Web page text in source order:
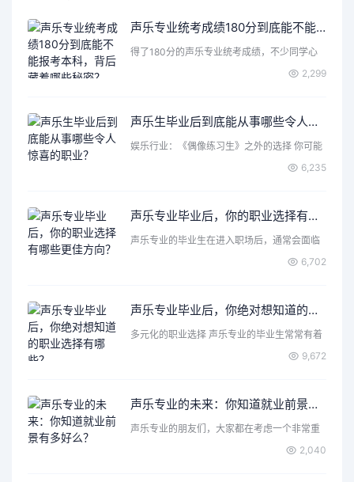
声乐专业统考成绩180分到底能不能报考本科，背后藏着哪些秘密？
得了180分的声乐专业统考成绩，不少同学心
2,299
声乐生毕业后到底能从事哪些令人惊喜的职业？
娱乐行业：《偶像练习生》之外的选择 你可能
6,235
声乐专业毕业后，你的职业选择有哪些更佳方向？
声乐专业的毕业生在进入职场后，通常会面临
6,702
声乐专业毕业后，你绝对想知道的职业选择有哪些？
多元化的职业选择 声乐专业的毕业生常常有着
9,672
声乐专业的未来：你知道就业前景有多好么？
声乐专业的朋友们，大家都在考虑一个非常重
2,040